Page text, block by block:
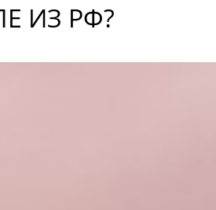
ИЗ РФ?